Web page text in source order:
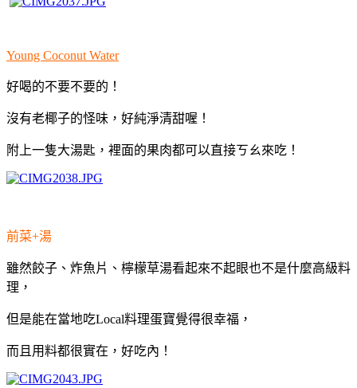
Young Coconut Water
好喝的不要不要的！
沒有老椰子的怪味，好純淨清甜喔！
附上一隻大湯匙，裡面的果肉都可以直接ㄎㄠ來吃！
前菜+湯
雖然餃子、炸魚片、檸檬草湯看起來不起眼也不是什麼高級料
理，
但是能在當地吃Local料理蛋寶覺得很幸福，
而且用料都很實在，好吃內！